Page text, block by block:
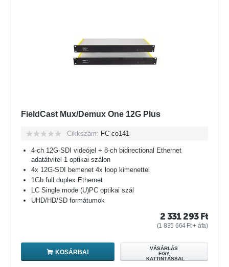
FieldCast Mux/Demux One 12G Plus
Cikkszám: FC-co141
4-ch 12G-SDI videójel + 8-ch bidirectional Ethernet
adatátvitel 1 optikai szálon
4x 12G-SDI bemenet 4x loop kimenettel
1Gb full duplex Ethernet
LC Single mode (U)PC optikai szál
UHD/HD/SD formátumok
2 331 293 Ft
(1 835 664 Ft+ áfa)
KOSÁRBA!
VÁSÁRLÁS
EGY
KATTINTÁSSAL